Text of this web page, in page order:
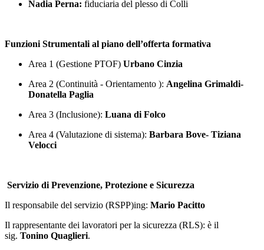
Nadia Perna: fiduciaria del plesso di Colli
Funzioni Strumentali al piano dell’offerta formativa
Area 1 (Gestione PTOF) Urbano Cinzia
Area 2 (Continuità - Orientamento ): Angelina Grimaldi-
Donatella Paglia
Area 3 (Inclusione): Luana di Folco
Area 4 (Valutazione di sistema): Barbara Bove- Tiziana
Velocci
Servizio di Prevenzione, Protezione e Sicurezza
Il responsabile del servizio (RSPP)ing: Mario Pacitto
Il rappresentante dei lavoratori per la sicurezza (RLS): è il
sig. Tonino Quaglieri.